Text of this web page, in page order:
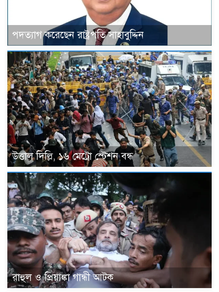
পদত্যাগ করেছেন রাষ্ট্রপতি সাহাবুদ্দিন
উত্তাল দিল্লি, ১৬ মেট্রো স্টেশন বন্ধ
রাহুল ও প্রিয়াঙ্কা গান্ধী আটক